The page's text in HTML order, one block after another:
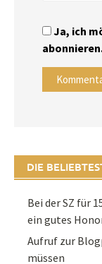
Ja, ich
DIE
Bei der SZ für
ein gutes
Aufruf zur
müssen